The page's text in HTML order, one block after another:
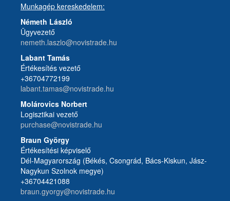
Munkagép kereskedelem:
Németh László
Ügyvezető
nemeth.laszlo@novistrade.hu
Labant Tamás
Értékesítés vezető
+36704772199
labant.tamas@novistrade.hu
Molárovics Norbert
Logisztikai vezető
purchase@novistrade.hu
Braun György
Értékesítési képviselő
Dél-Magyarország (Békés, Csongrád, Bács-Kiskun, Jász-
Nagykun Szolnok megye)
+36704421088
braun.gyorgy@novistrade.hu